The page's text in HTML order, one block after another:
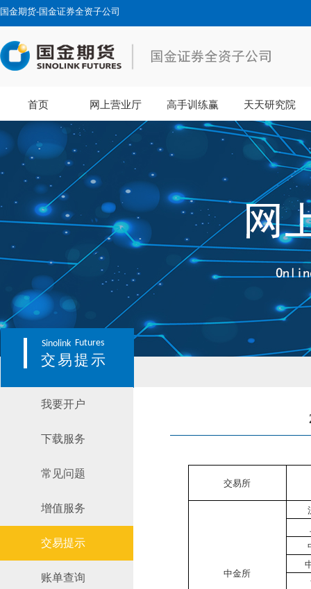
国金期货-国金证券全资子公司
首页 网上营业厅 高手训练赢 天天研究院
Sinolink Futures
交易提示
我要开户
下载服务
常见问题
增值服务
交易提示
账单查询
交易所
中金所